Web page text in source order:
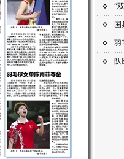
“
国
羽
队